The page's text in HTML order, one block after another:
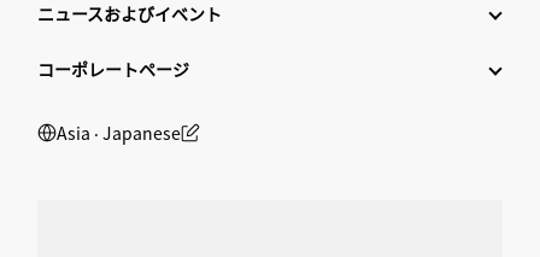
ニュースおよびイベント
コーポレートページ
Asia ‧ Japanese